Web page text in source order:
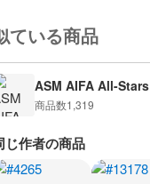
ている商品
ASM AIFA All-Stars
商品数1,319
じ作者の商品